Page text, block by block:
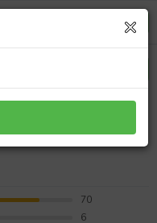
ve Somon Craspedia
70
6